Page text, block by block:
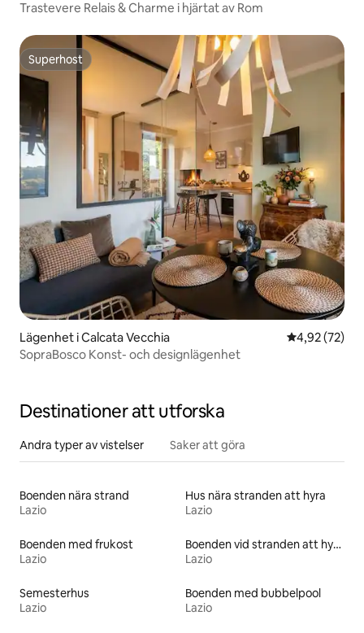
Trastevere Relais & Charme i hjärtat av Rom
Superhost
Superhost
Lägenhet i Calcata Vecchia 4,92 av 5 i
4,92 (72)
SopraBosco Konst- och designlägenhet
Destinationer att utforska
Andra typer av vistelser Saker att göra
Boenden nära strand
Lazio
Hus nära stranden att hyra
Lazio
Boenden med frukost
Lazio
Boenden vid stranden att hyra
Lazio
Semesterhus
Lazio
Boenden med bubbelpool
Lazio